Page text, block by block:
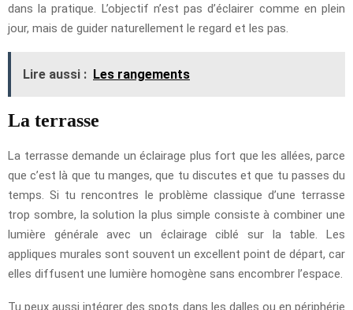
dans la pratique. L’objectif n’est pas d’éclairer comme en plein
jour, mais de guider naturellement le regard et les pas.
Lire aussi : Les rangements
La terrasse
La terrasse demande un éclairage plus fort que les allées, parce
que c’est là que tu manges, que tu discutes et que tu passes du
temps. Si tu rencontres le problème classique d’une terrasse
trop sombre, la solution la plus simple consiste à combiner une
lumière générale avec un éclairage ciblé sur la table. Les
appliques murales sont souvent un excellent point de départ, car
elles diffusent une lumière homogène sans encombrer l’espace.
Tu peux aussi intégrer des spots dans les dalles ou en périphérie